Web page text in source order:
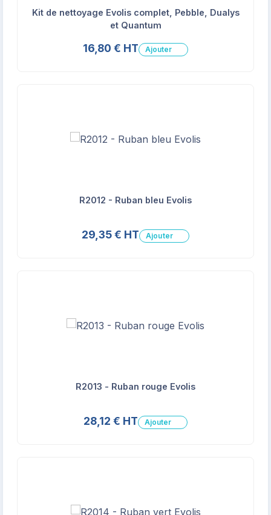
Kit de nettoyage Evolis complet, Pebble, Dualys
et Quantum
16,80 € HT Ajouter
R2012 - Ruban bleu Evolis
29,35 € HT Ajouter
R2013 - Ruban rouge Evolis
28,12 € HT Ajouter